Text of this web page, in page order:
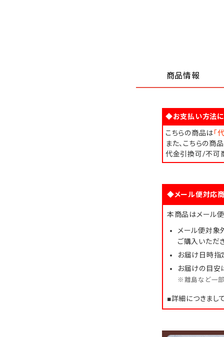
商品情報
◆お支払い方法
こちらの商品は「
また、こちらの商
代金引換可/不可
◆メール便対応
本商品はメール
メール便対象
ご購入いただ
お届け日時指
お届けの目安
※離島など一部
■詳細につきまし